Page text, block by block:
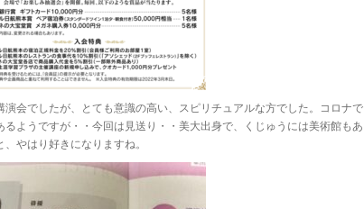
会でしたが、とても意識の高い、スピリチュアルな方でした。コロナで
ようですが・・今回は見送り・・美大出身で、くじゅうには美術館もあ
やはり好きになりますね。